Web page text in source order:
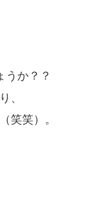
うか？？
、
笑笑）。